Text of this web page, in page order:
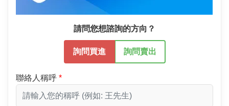
請問您想諮詢的方向？
詢問買進 詢問賣出
聯絡人稱呼